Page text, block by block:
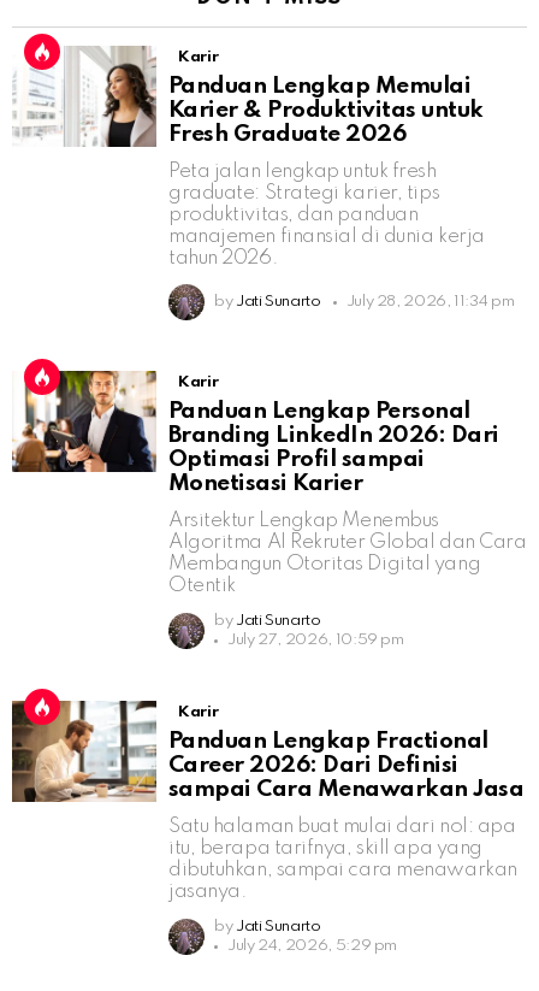
Karir
Panduan Lengkap Memulai
Karier & Produktivitas untuk
Fresh Graduate 2026
Peta jalan lengkap untuk fresh
graduate: Strategi karier, tips
produktivitas, dan panduan
manajemen finansial di dunia kerja
tahun 2026.
by Jati Sunarto July 28, 2026, 11:34 pm
Karir
Panduan Lengkap Personal
Branding LinkedIn 2026: Dari
Optimasi Profil sampai
Monetisasi Karier
Arsitektur Lengkap Menembus
Algoritma AI Rekruter Global dan Cara
Membangun Otoritas Digital yang
Otentik
by Jati Sunarto
July 27, 2026, 10:59 pm
Karir
Panduan Lengkap Fractional
Career 2026: Dari Definisi
sampai Cara Menawarkan Jasa
Satu halaman buat mulai dari nol: apa
itu, berapa tarifnya, skill apa yang
dibutuhkan, sampai cara menawarkan
jasanya.
by Jati Sunarto
July 24, 2026, 5:29 pm